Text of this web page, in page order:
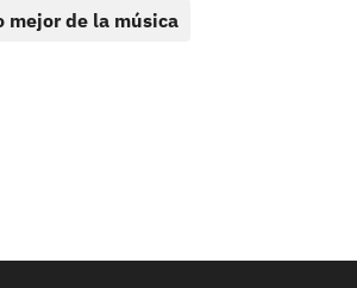
mejor de la música